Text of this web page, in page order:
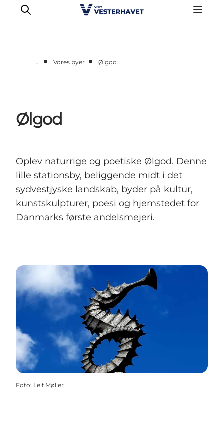
Vores Byer
Mad & Overnatning
Planlæg din ferie
… ■ Vores byer ■ Ølgod
Ølgod
Oplev naturrige og poetiske Ølgod. Denne
lille stationsby, beliggende midt i det
sydvestjyske landskab, byder på kultur,
kunstskulpturer, poesi og hjemstedet for
Danmarks første andelsmejeri.
Foto: Leif Møller